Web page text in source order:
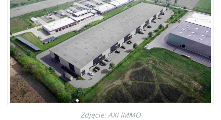
Zdjęcie: AXI IMMO